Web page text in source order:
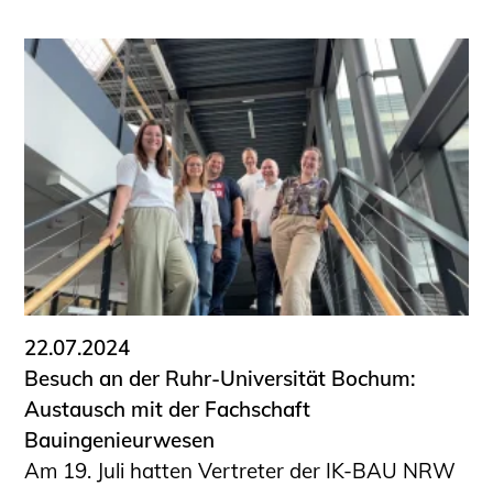
22.07.2024
Besuch an der Ruhr-Universität Bochum:
Austausch mit der Fachschaft
Bauingenieurwesen
Am 19. Juli hatten Vertreter der IK-BAU NRW